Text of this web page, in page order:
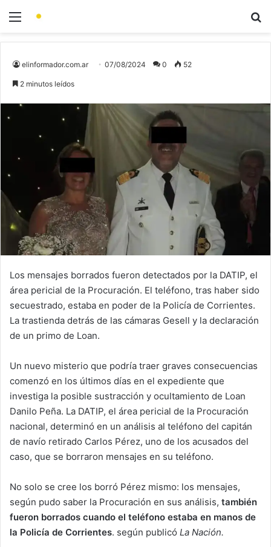
elinformador.com.ar 07/08/2024 0 52
2 minutos leídos
Los mensajes borrados fueron detectados por la DATIP, el
área pericial de la Procuración. El teléfono, tras haber sido
secuestrado, estaba en poder de la Policía de Corrientes.
La trastienda detrás de las cámaras Gesell y la declaración
de un primo de Loan.
Un nuevo misterio que podría traer graves consecuencias
comenzó en los últimos días en el expediente que
investiga la posible sustracción y ocultamiento de Loan
Danilo Peña. La DATIP, el área pericial de la Procuración
nacional, determinó en un análisis al teléfono del capitán
de navío retirado Carlos Pérez, uno de los acusados del
caso, que se borraron mensajes en su teléfono.
No solo se cree los borró Pérez mismo: los mensajes,
según pudo saber la Procuración en sus análisis, también
fueron borrados cuando el teléfono estaba en manos de
la Policía de Corrientes. según publicó La Nación.